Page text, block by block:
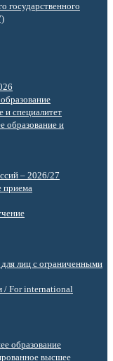
государственного
и специалитет
образование и
– 2026/27
приема
лиц с ограниченными
/ For international
образование
высшее